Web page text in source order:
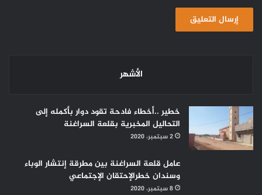
الأشهر
خطير ..أخطاء فادحة تقود دوار بأكمله إلى
التحاليل المخبرية بقلعة السراغنة
2 سبتمبر، 2020
عامل قلعة السراغنة بين مطرقة إنتشار الوباء
وسندان خطرالإحتقان الإجتماعي
8 سبتمبر، 2020